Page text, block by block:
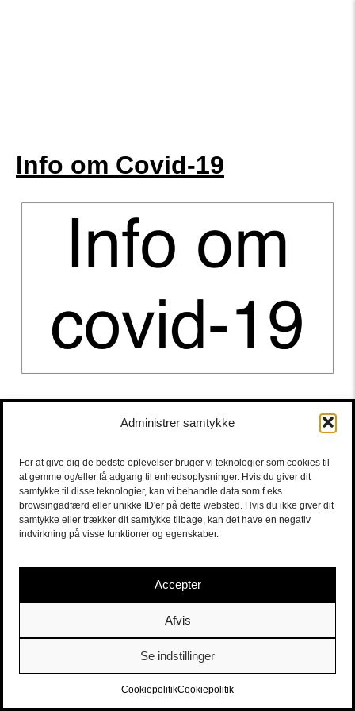
Administrer samtykke
For at give dig de bedste oplevelser bruger vi teknologier som cookies til
at gemme og/eller få adgang til enhedsoplysninger. Hvis du giver dit
samtykke til disse teknologier, kan vi behandle data som f.eks.
browsingadfærd eller unikke ID'er på dette websted. Hvis du ikke giver dit
samtykke eller trækker dit samtykke tilbage, kan det have en negativ
indvirkning på visse funktioner og egenskaber.
Accepter
Afvis
Se indstillinger
CookiepolitikCookiepolitik
Info om Covid-19
Sort/Hvid | Staldgade 26-30 - 1699 Købehavn V |Billetter
|billet@sort-hvid.dk